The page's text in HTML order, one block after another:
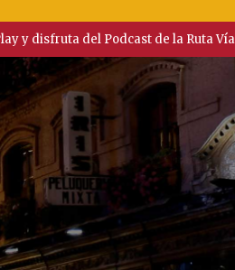
y disfruta del Podcast de la Ruta